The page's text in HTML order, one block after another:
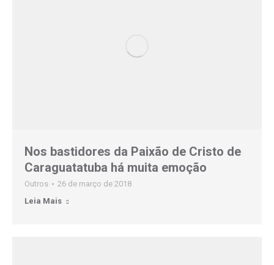
Nos bastidores da Paixão de Cristo de
Caraguatatuba há muita emoção
Outros
26 de março de 2018
Leia Mais